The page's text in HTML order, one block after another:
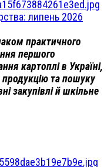
липень 2026
практичного
першого
картоплі в Україні,
та пошуку
закупівлі й шкільне